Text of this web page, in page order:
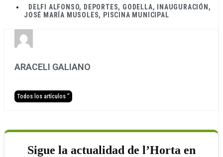
DELFI ALFONSO, DEPORTES, GODELLA, INAUGURACIÓN ,
JOSÉ MARÍA MUSOLES, PISCINA MUNICIPAL
ARACELI GALIANO
Todos los artículos ”
Sigue la actualidad de l’Horta en